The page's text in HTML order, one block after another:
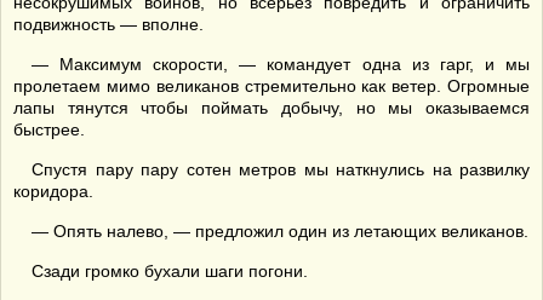
подвижность — вполне.
— Максимум скорости, — командует одна из гарг, и мы
пролетаем мимо великанов стремительно как ветер. Огромные
лапы тянутся чтобы поймать добычу, но мы оказываемся
быстрее.
Спустя пару пару сотен метров мы наткнулись на развилку
коридора.
— Опять налево, — предложил один из летающих великанов.
Сзади громко бухали шаги погони.